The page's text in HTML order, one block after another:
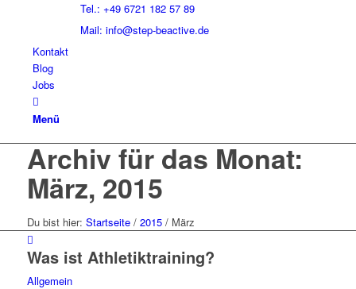
Tel.: +49 6721 182 57 89
Mail: info@step-beactive.de
Kontakt
Blog
Jobs
Menü
Archiv für das Monat:
März, 2015
Du bist hier: Startseite / 2015 / März
Was ist Athletiktraining?
Allgemein